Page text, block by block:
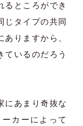
るところができ
じタイプの共同
りますから、
ているのだろう
あまり奇抜な
カーによって